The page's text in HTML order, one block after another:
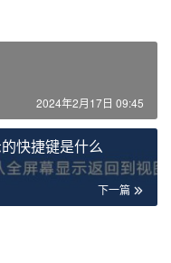
2024年2月17日 09:45
快捷键是什么
下一篇